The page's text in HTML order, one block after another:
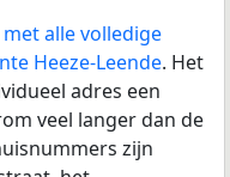
alle volledige
Heeze-Leende. Het
adres een
veel langer dan de
zijn